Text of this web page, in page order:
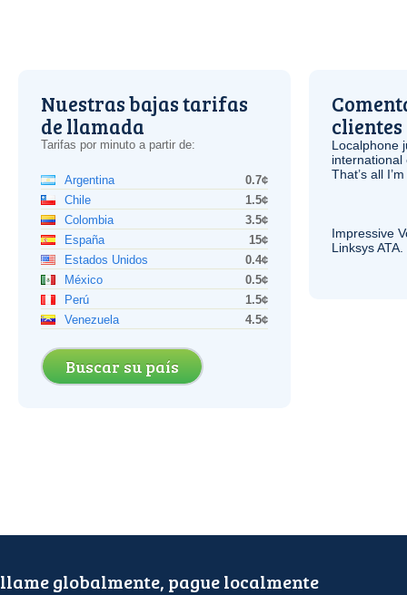
Nuestras bajas tarifas
de llamada
Tarifas por minuto a partir de:
Argentina
0.7¢
Chile
1.5¢
Colombia
3.5¢
España
15¢
Estados Unidos
0.4¢
México
0.5¢
Perú
1.5¢
Venezuela
4.5¢
Buscar su país
clientes
Localphone
international
That’s all
Impressive
LinksysATA
llame globalmente, pague localmente